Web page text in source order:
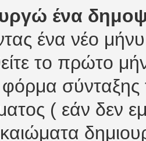
ένα
ένα νέο
το πρώτο
σύνταξης
( εάν δεν